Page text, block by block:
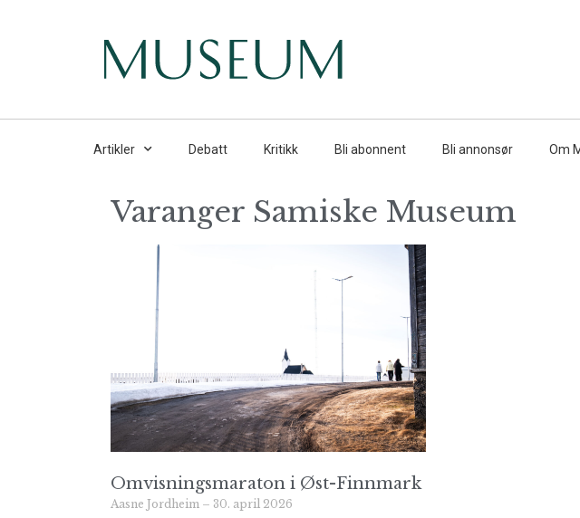
Artikler Debatt Kritikk Bli abonnent Bli annonsør Om
Varanger Samiske Museum
Omvisningsmaraton i Øst-Finnmark
Aasne Jordheim 30. april 2026